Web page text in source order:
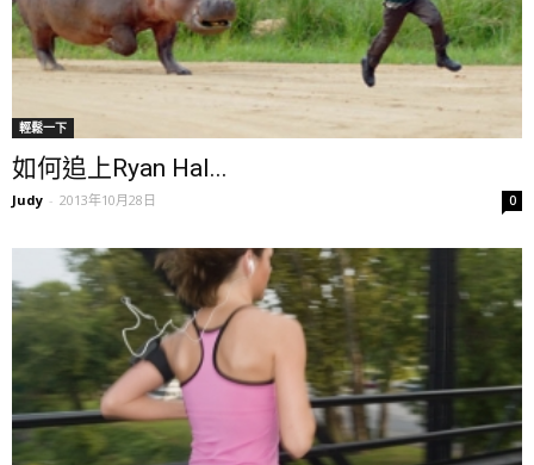
輕鬆一下
如何追上Ryan Hal...
Judy - 2013年10月28日 0